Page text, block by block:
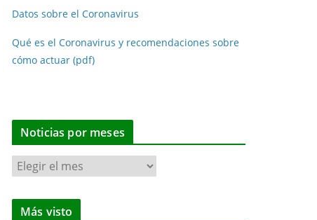
Datos sobre el Coronavirus
Qué es el Coronavirus y recomendaciones sobre
cómo actuar (pdf)
Noticias por meses
N
o
t
Más visto